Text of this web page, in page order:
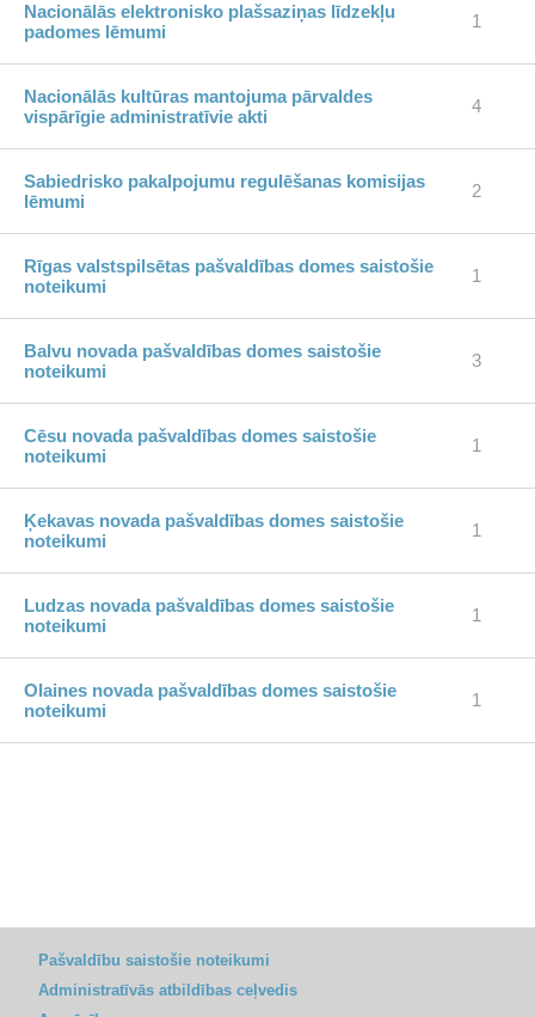
Nacionālās elektronisko plašsaziņas līdzekļu
padomes lēmumi
1
Nacionālās kultūras mantojuma pārvaldes
vispārīgie administratīvie akti
4
Sabiedrisko pakalpojumu regulēšanas komisijas
lēmumi
2
Rīgas valstspilsētas pašvaldības domes saistošie
noteikumi
1
Balvu novada pašvaldības domes saistošie
noteikumi
3
Cēsu novada pašvaldības domes saistošie
noteikumi
1
Ķekavas novada pašvaldības domes saistošie
noteikumi
1
Ludzas novada pašvaldības domes saistošie
noteikumi
1
Olaines novada pašvaldības domes saistošie
noteikumi
1
Pašvaldību saistošie noteikumi
Administratīvās atbildības ceļvedis